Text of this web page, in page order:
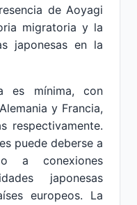
de Aoyagi
migratoria y la
japonesas en la
es mínima, con
y Francia,
respectivamente.
puede deberse a
o a conexiones
japonesas
europeos. La